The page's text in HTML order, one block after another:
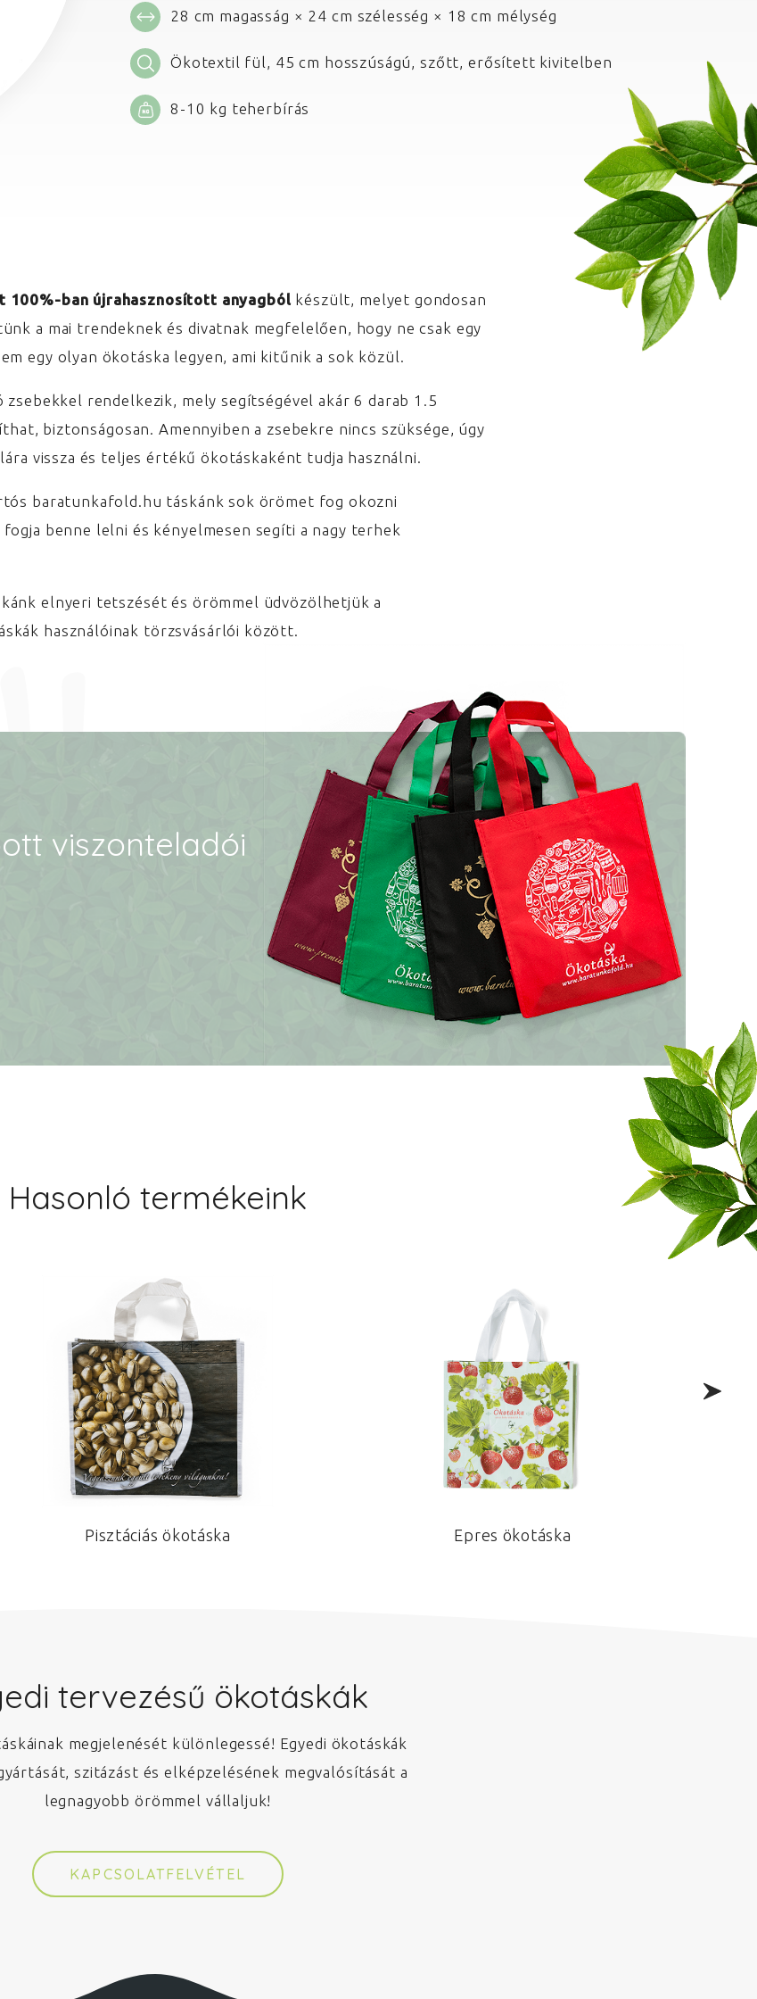
28 cm magasság × 24 cm szélesség × 18 cm mélység
Ökotextil fül, 45 cm hosszúságú, szőtt, erősített kivitelben
8-10 kg teherbírás
100%-ban újrahasznosított anyagból készült, melyet gondosan
a mai trendeknek és divatnak megfelelően, hogy ne csak egy
egy olyan ökotáska legyen, ami kitűnik a sok közül.
rendelkezik, mely segítségével akár 6 darab 1.5
biztonságosan. Amennyiben a zsebekre nincs szüksége, úgy
vissza és teljes értékű ökotáskaként tudja használni.
baratunkafold.hu táskánk sok örömet fog okozni
benne lelni és kényelmesen segíti a nagy terhek
elnyeri tetszését és örömmel üdvözölhetjük a
használóinak törzsvásárlói között.
viszonteladói
Hasonló termékeink
Pisztáciás ökotáska Epres ökotáska
tervezésű ökotáskák
megjelenését különlegessé! Egyedi ökotáskák
szitázást és elképzelésének megvalósítását a
legnagyobb örömmel vállaljuk!
KAPCSOLATFELVÉTEL